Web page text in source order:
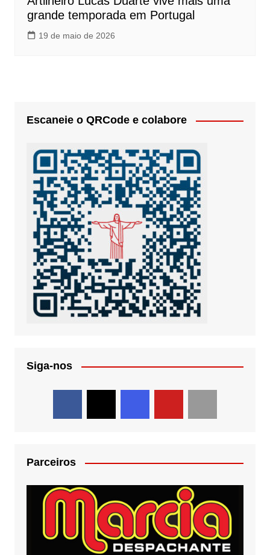
grande temporada em Portugal
19 de maio de 2026
Escaneie o QRCode e colabore
Siga-nos
Parceiros